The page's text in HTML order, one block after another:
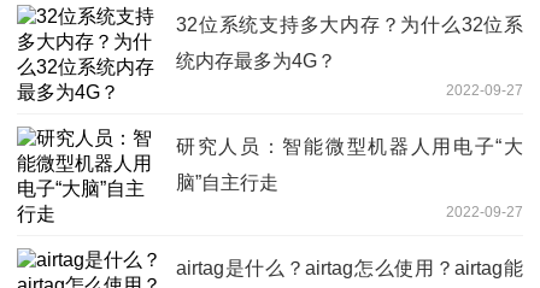
32位系统支持多大内存？为什么32位系
统内存最多为4G？
2022-09-27
研究人员：智能微型机器人用电子“大
脑”自主行走
2022-09-27
airtag是什么？airtag怎么使用？airtag能